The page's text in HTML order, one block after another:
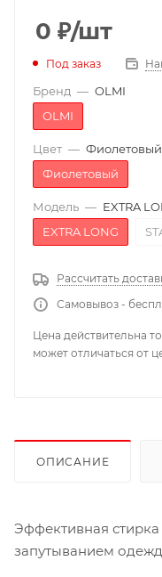
0 ₽/шт
Под заказ
Бренд — OLMI
OLMI
Цвет — Фиолетовый
Фиолетовый
Модель — EXTRA
EXTRA LONG
Рассчитать
Самовывоз -
Цена действительна
может отличаться от
ОПИСАНИЕ
Эффективная
запутыванием